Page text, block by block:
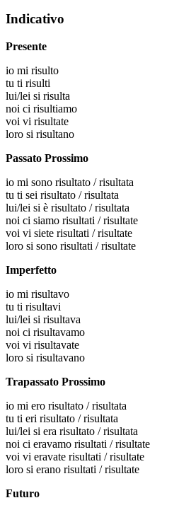
Indicativo
Presente
io mi risulto
tu ti risulti
lui/lei si risulta
noi ci risultiamo
voi vi risultate
loro si risultano
Passato Prossimo
io mi sono risultato / risultata
tu ti sei risultato / risultata
lui/lei si è risultato / risultata
noi ci siamo risultati / risultate
voi vi siete risultati / risultate
loro si sono risultati / risultate
Imperfetto
io mi risultavo
tu ti risultavi
lui/lei si risultava
noi ci risultavamo
voi vi risultavate
loro si risultavano
Trapassato Prossimo
io mi ero risultato / risultata
tu ti eri risultato / risultata
lui/lei si era risultato / risultata
noi ci eravamo risultati / risultate
voi vi eravate risultati / risultate
loro si erano risultati / risultate
Futuro